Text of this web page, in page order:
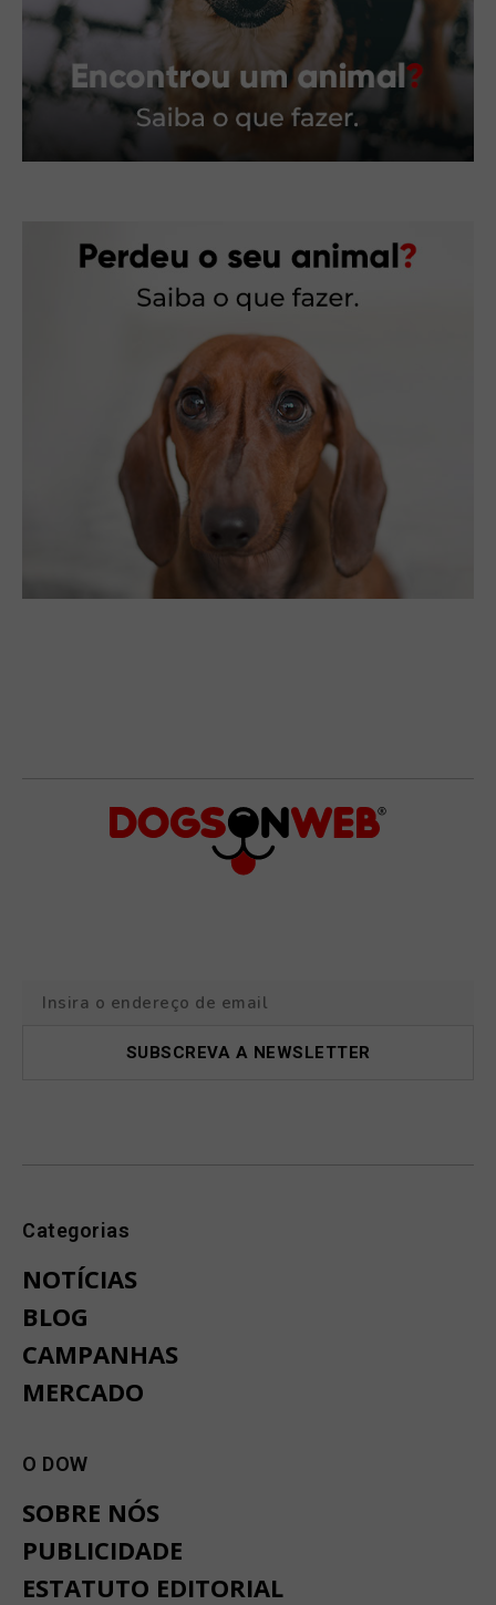
Categorias
NOTÍCIAS
BLOG
CAMPANHAS
MERCADO
O DOW
SOBRE NÓS
PUBLICIDADE
ESTATUTO EDITORIAL